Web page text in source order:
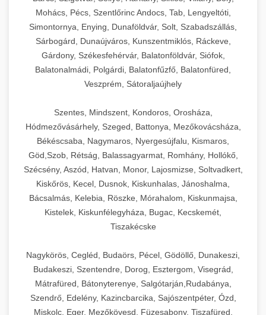
Mohács, Pécs, Szentlőrinc Andocs, Tab, Lengyeltóti,
Simontornya, Enying, Dunaföldvár, Solt, Szabadszállás,
Sárbogárd, Dunaújváros, Kunszentmiklós, Ráckeve,
Gárdony, Székesfehérvár, Balatonföldvár, Siófok,
Balatonalmádi, Polgárdi, Balatonfűzfő, Balatonfüred,
Veszprém, Sátoraljaújhely
Szentes, Mindszent, Kondoros, Orosháza,
Hódmezővásárhely, Szeged, Battonya, Mezőkovácsháza,
Békéscsaba, Nagymaros, Nyergesújfalu, Kismaros,
Göd,Szob, Rétság, Balassagyarmat, Romhány, Hollókő,
Szécsény, Aszód, Hatvan, Monor, Lajosmizse, Soltvadkert,
Kiskőrös, Kecel, Dusnok, Kiskunhalas, Jánoshalma,
Bácsalmás, Kelebia, Röszke, Mórahalom, Kiskunmajsa,
Kistelek, Kiskunfélegyháza, Bugac, Kecskemét,
Tiszakécske
Nagykörös, Cegléd, Budaörs, Pécel, Gödöllő, Dunakeszi,
Budakeszi, Szentendre, Dorog, Esztergom, Visegrád,
Mátrafüred, Bátonyterenye, Salgótarján,Rudabánya,
Szendrő, Edelény, Kazincbarcika, Sajószentpéter, Ózd,
Miskolc, Eger, Mezőkövesd, Füzesabony, Tiszafüred,